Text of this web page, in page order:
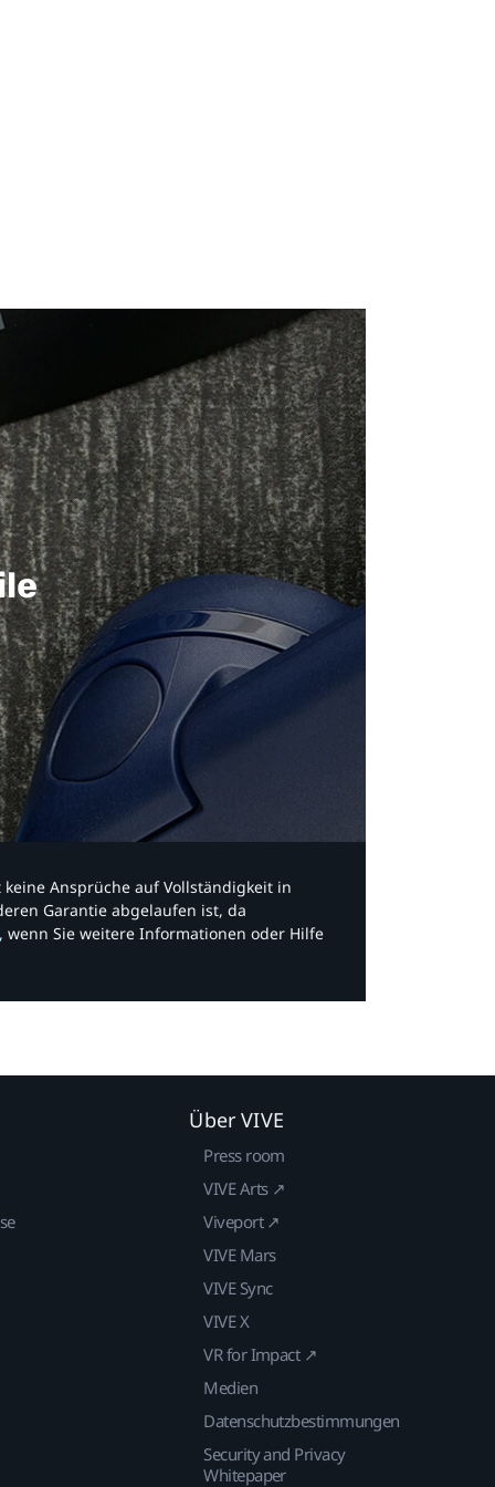
Ansprüche auf Vollständigkeit in
Garantie abgelaufen ist, da
, wenn Sie weitere Informationen oder Hilfe
Über VIVE
Press room
VIVE Arts ↗
Viveport ↗
VIVE Mars
VIVE Sync
VIVE X
VR for Impact ↗
Medien
Datenschutzbestimmungen
Security and Privacy
Whitepaper